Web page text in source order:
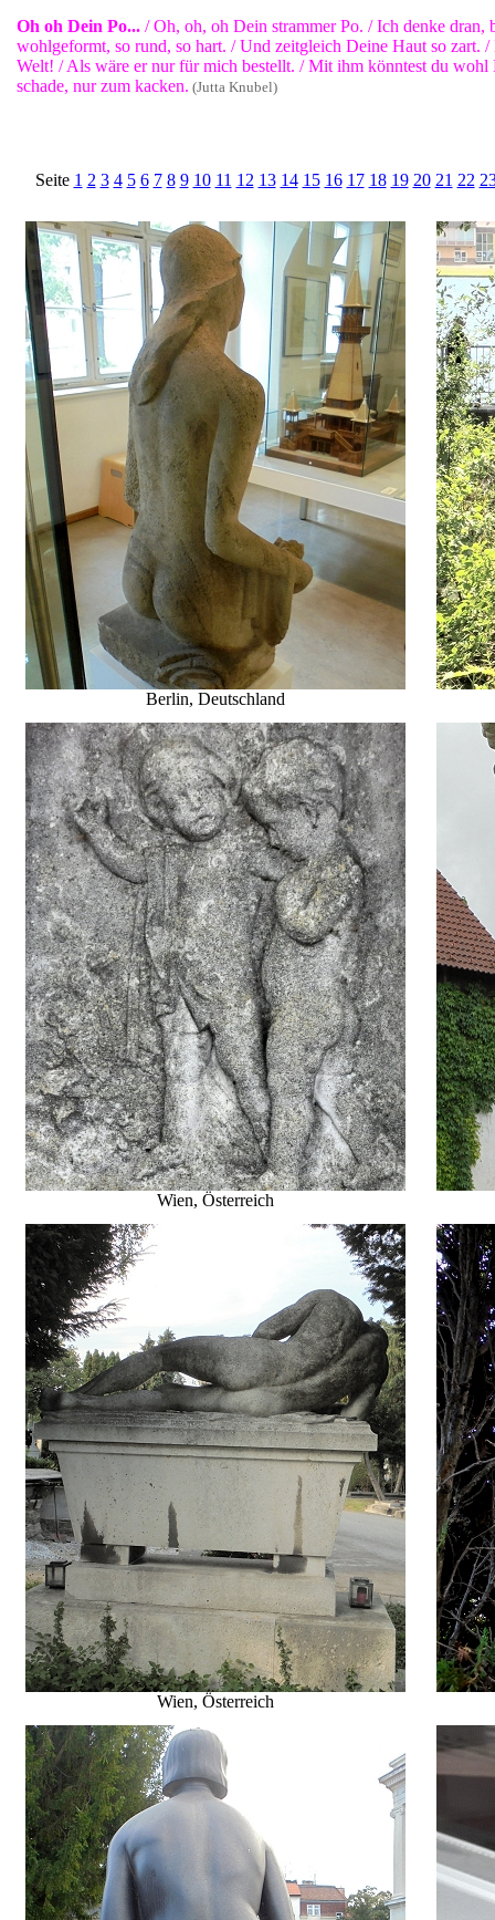
Oh oh Dein Po... / Oh, oh, oh Dein strammer Po. / Ich denke dran,
wohlgeformt, so rund, so hart. / Und zeitgleich Deine Haut so zart.
Welt! / Als wäre er nur für mich bestellt. / Mit ihm könntest du wohl
schade, nur zum kacken. (Jutta Knubel)
Seite 1 2 3 4 5 6 7 8 9 10 11 12 13 14 15 16 17 18 19 20 21 22
Berlin, Deutschland
Wien, Österreich
Wien, Österreich